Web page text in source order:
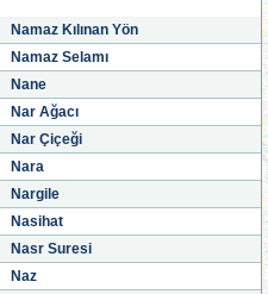
Namaz Kılınan Yön
Namaz Selamı
Nane
Nar Ağacı
Nar Çiçeği
Nara
Nargile
Nasihat
Nasr Suresi
Naz